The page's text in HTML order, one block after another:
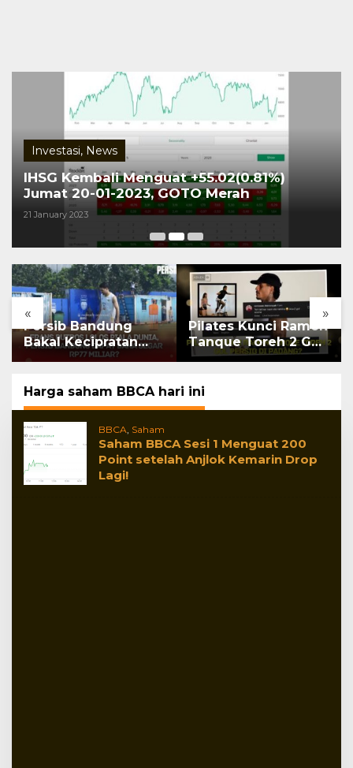
Investasi, News
IHSG Kembali Menguat +55.02(0.81%)
Jumat 20-01-2023, GOTO Merah
21 January 2023
« »
Persib Bandung
Bakal Kecipratan
Dana FIFA dari
Putros ke Piala
Dunia 2026
Pilates Kunci Ramon
Tanque Toreh 2 Gol
Persib di Padang?
Harga saham BBCA hari ini
BBCA Saham
Saham BBCA Sesi 1 Menguat 200
Point setelah Anjlok Kemarin Drop
Lagi!